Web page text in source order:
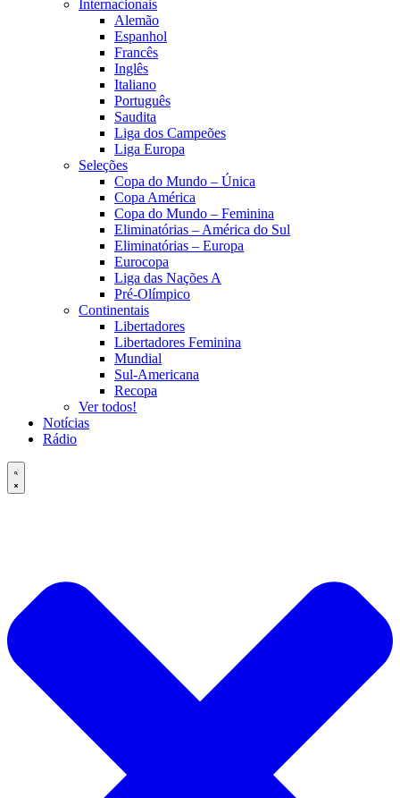
Internacionais
Alemão
Espanhol
Francês
Inglês
Italiano
Português
Saudita
Liga dos Campeões
Liga Europa
Seleções
Copa do Mundo – Única
Copa América
Copa do Mundo – Feminina
Eliminatórias – América do Sul
Eliminatórias – Europa
Eurocopa
Liga das Nações A
Pré-Olímpico
Continentais
Libertadores
Libertadores Feminina
Mundial
Sul-Americana
Recopa
Ver todos!
Notícias
Rádio